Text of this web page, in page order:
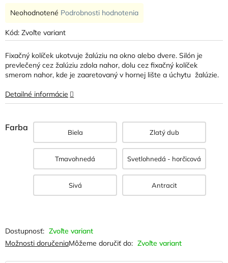
Kód: Zvoľte variant
Farba Biela Zlatý dub
Tmavohnedá Svetlohnedá - horčicová
Sivá Antracit
Zvoľte variant
Môžeme doručiť do: Zvoľte variant
Možnosti doručenia
Fixačný kolíček ukotvuje žalúziu na okno alebo dvere. Silón je
prevlečený cez žalúziu zdola nahor, dolu cez fixačný kolíček
smerom nahor, kde je zaaretovaný v hornej lište a úchytu žalúzie.
Detailné informácie
Priemerné
produktu
je
0,0
z
5
hviezdičiek.
Neohodnotené Podrobnosti hodnotenia